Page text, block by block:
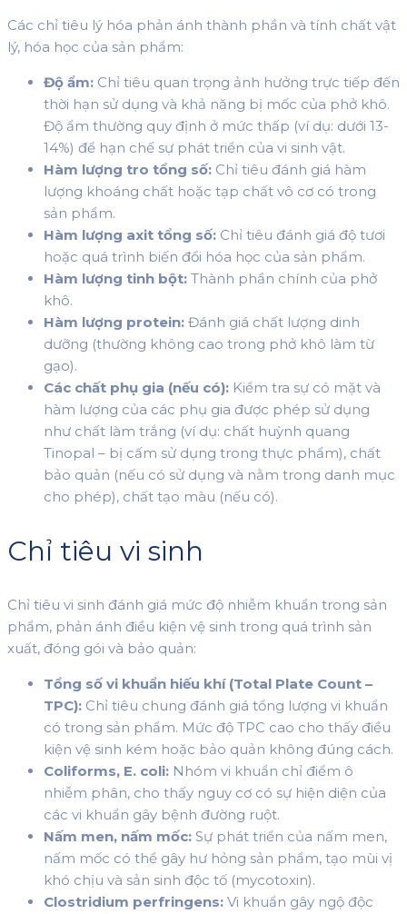
Các chỉ tiêu lý hóa phản ánh thành phần và tính chất vật
lý, hóa học của sản phẩm:
Độ ẩm: Chỉ tiêu quan trọng ảnh hưởng trực tiếp đến
thời hạn sử dụng và khả năng bị mốc của phở khô.
Độ ẩm thường quy định ở mức thấp (ví dụ: dưới 13-
14%) để hạn chế sự phát triển của vi sinh vật.
Hàm lượng tro tổng số: Chỉ tiêu đánh giá hàm
lượng khoáng chất hoặc tạp chất vô cơ có trong
sản phẩm.
Hàm lượng axit tổng số: Chỉ tiêu đánh giá độ tươi
hoặc quá trình biến đổi hóa học của sản phẩm.
Hàm lượng tinh bột: Thành phần chính của phở
khô.
Hàm lượng protein: Đánh giá chất lượng dinh
dưỡng (thường không cao trong phở khô làm từ
gạo).
Các chất phụ gia (nếu có): Kiểm tra sự có mặt và
hàm lượng của các phụ gia được phép sử dụng
như chất làm trắng (ví dụ: chất huỳnh quang
Tinopal – bị cấm sử dụng trong thực phẩm), chất
bảo quản (nếu có sử dụng và nằm trong danh mục
cho phép), chất tạo màu (nếu có).
Chỉ tiêu vi sinh
Chỉ tiêu vi sinh đánh giá mức độ nhiễm khuẩn trong sản
phẩm, phản ánh điều kiện vệ sinh trong quá trình sản
xuất, đóng gói và bảo quản:
Tổng số vi khuẩn hiếu khí (Total Plate Count –
TPC): Chỉ tiêu chung đánh giá tổng lượng vi khuẩn
có trong sản phẩm. Mức độ TPC cao cho thấy điều
kiện vệ sinh kém hoặc bảo quản không đúng cách.
Coliforms, E. coli: Nhóm vi khuẩn chỉ điểm ô
nhiễm phân, cho thấy nguy cơ có sự hiện diện của
các vi khuẩn gây bệnh đường ruột.
Nấm men, nấm mốc: Sự phát triển của nấm men,
nấm mốc có thể gây hư hỏng sản phẩm, tạo mùi vị
khó chịu và sản sinh độc tố (mycotoxin).
Clostridium perfringens: Vi khuẩn gây ngộ độc